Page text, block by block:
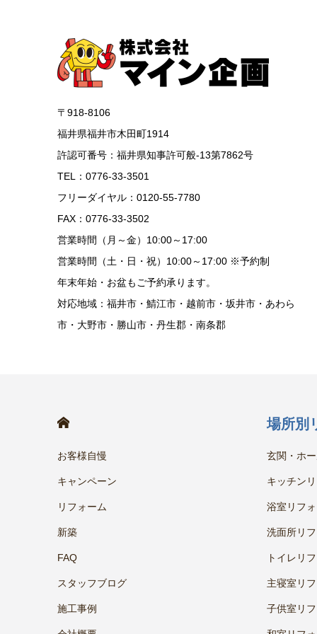
〒918-8106
福井県福井市木田町1914
許認可番号：福井県知事許可般-13第7862号
TEL：0776-33-3501
フリーダイヤル：0120-55-7780
FAX：0776-33-3502
営業時間（月～金）10:00～17:00
営業時間（土・日・祝）10:00～17:00 ※予約制
年末年始・お盆もご予約承ります。
対応地域：福井市・鯖江市・越前市・坂井市・あわら
市・大野市・勝山市・丹生郡・南条郡
お客様自慢
キャンペーン
リフォーム
新築
FAQ
スタッフブログ
施工事例
場所別
玄関・ホ
キッチン
浴室リフ
洗面所リ
トイレリ
主寝室リ
子供室リ